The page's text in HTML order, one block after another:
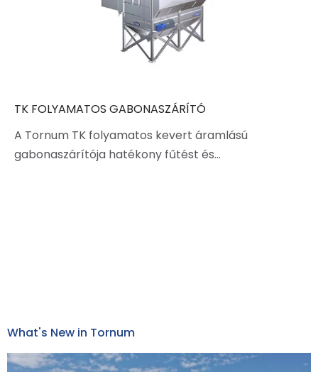
TK FOLYAMATOS GABONASZÁRÍTÓ
A Tornum TK folyamatos kevert áramlású
gabonaszárítója hatékony fűtést és…
What's New in Tornum